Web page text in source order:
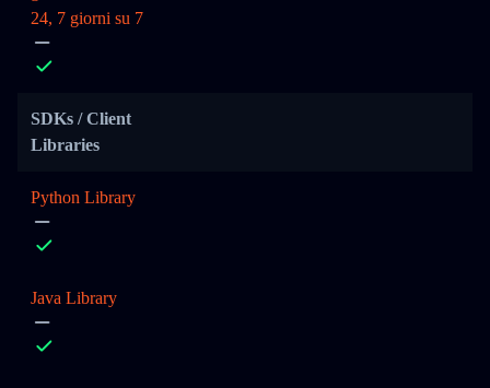
24, 7 giorni su 7
SDKs / Client
Libraries
Python Library
Java Library